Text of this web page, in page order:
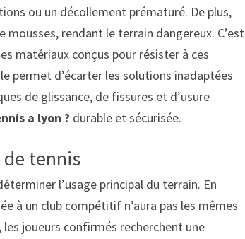
ou un décollement prématuré. De plus,
rendant le terrain dangereux. C’est
matériaux conçus pour résister à ces
permet d’écarter les solutions inadaptées
de glissance, de fissures et d’usure
a lyon ? durable et sécurisée.
tennis
l’usage principal du terrain. En
à un club compétitif n’aura pas les mêmes
les joueurs confirmés recherchent une